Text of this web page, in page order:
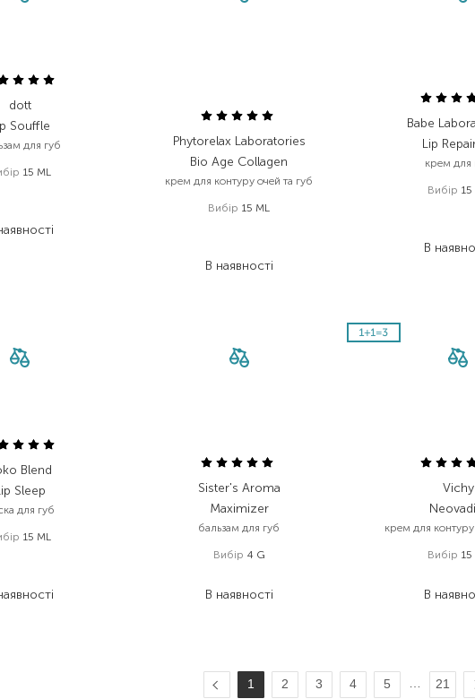
dott
Souffle
для губ
15 ML
Phytorelax Laboratories
Bio Age Collagen
крем для контуру очей та губ
Вибір 15 ML
В наявності
Babe
Lip
крем для
Вибір 15
В
Blend
Sleep
для губ
15 ML
Sister's Aroma
Maximizer
бальзам для губ
Вибір 4 G
В наявності
Vichy
крем для контуру
Вибір 15
В
1 2 3 4 5 … 21